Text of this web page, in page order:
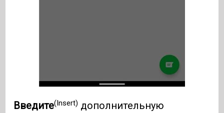
Введите(Insert) дополнительную